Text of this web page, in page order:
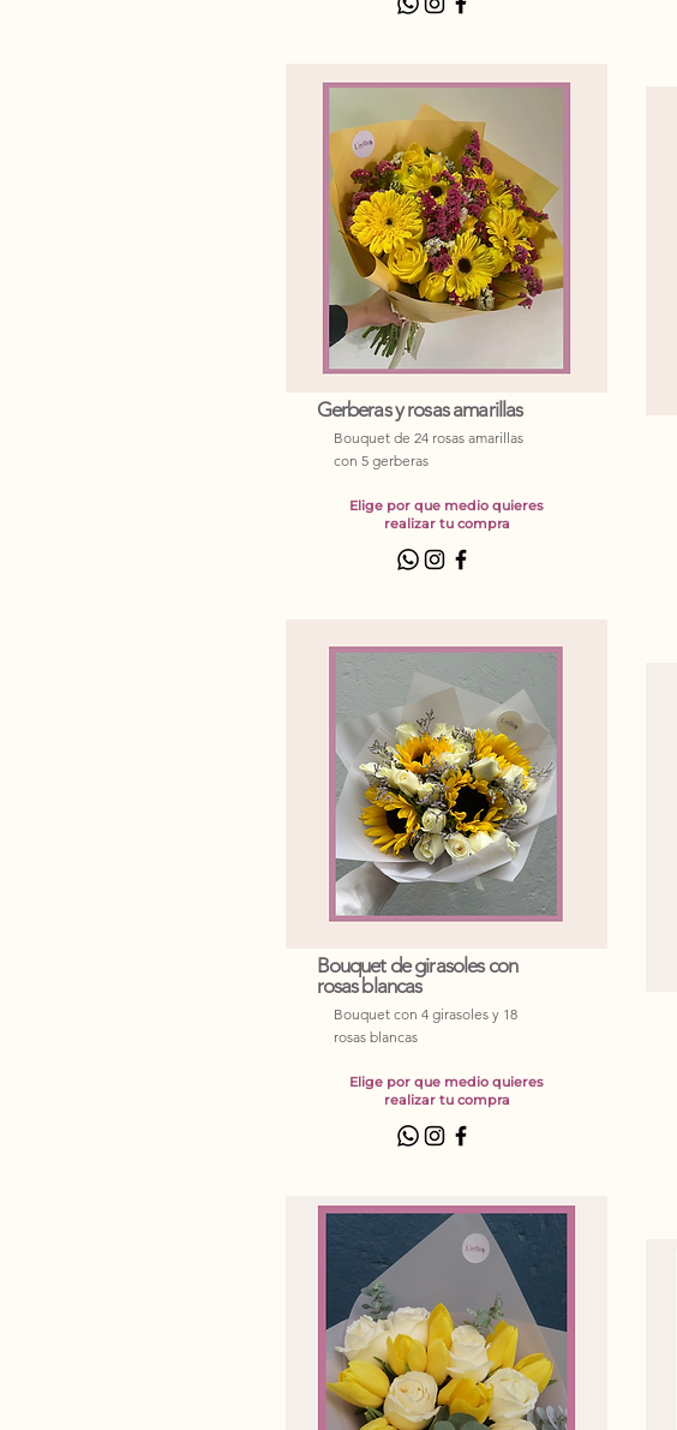
Gerberas y rosas amarillas
Bouquet de 24 rosas amarillas
con 5 gerberas
Elige por que medio quieres
realizar tu compra
Bouquet de girasoles con
rosas blancas
Bouquet con 4 girasoles y 18
rosas blancas
Elige por que medio quieres
realizar tu compra